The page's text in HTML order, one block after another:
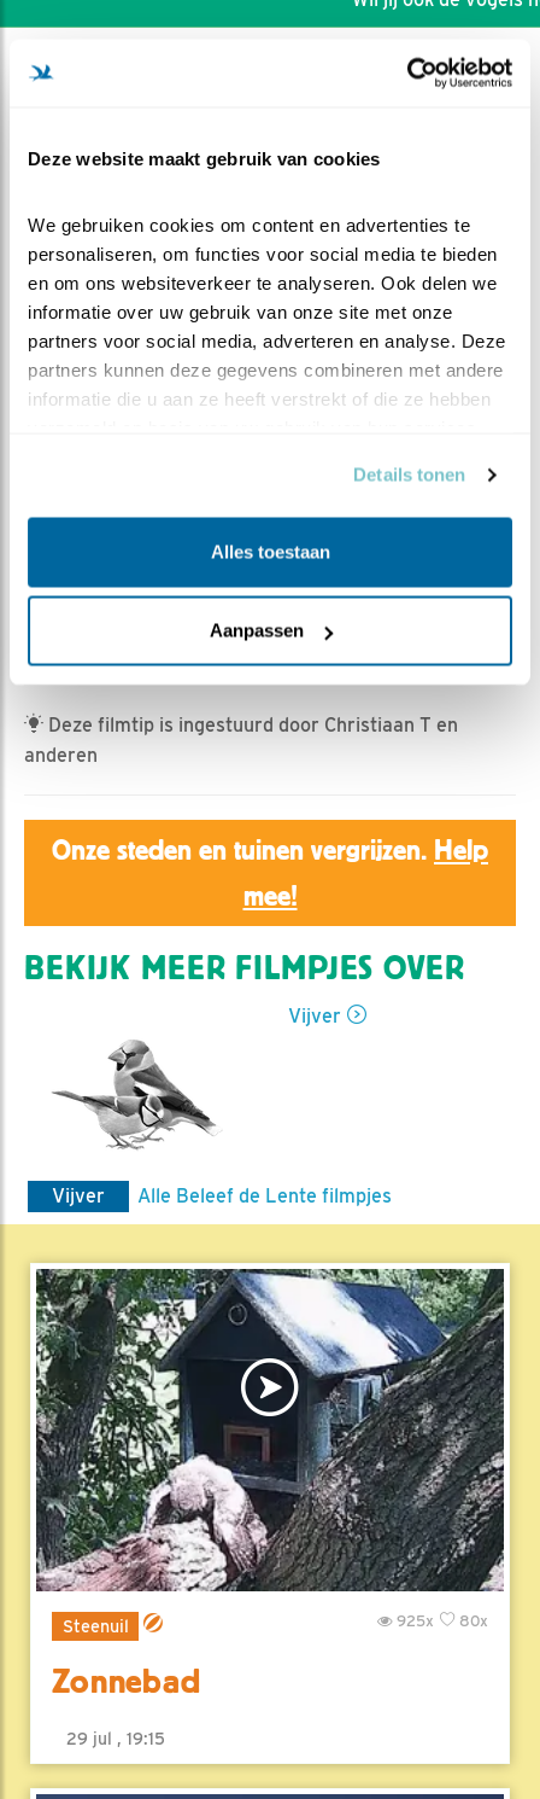
Deze website maakt gebruik van cookies
We gebruiken cookies om content en advertenties te
personaliseren, om functies voor social media te bieden
en om ons websiteverkeer te analyseren. Ook delen we
informatie over uw gebruik van onze site met onze
partners voor social media, adverteren en analyse. Deze
partners kunnen deze gegevens combineren met andere
informatie die u aan ze heeft verstrekt of die ze hebben
Details tonen
Alles toestaan
Aanpassen
DEEL DIT FILMPJE
Ed Hoogkamer | Geplaatst op 4 maart 2023, 15:07 |
Deze filmtip is ingestuurd door Christiaan T en
anderen
Onze steden en tuinen vergrijzen. Help
mee!
BEKIJK MEER FILMPJES OVER
Vijver
Vijver Alle Beleef de Lente filmpjes
Steenuil 80x
925x
Zonnebad
29 jul , 19:15